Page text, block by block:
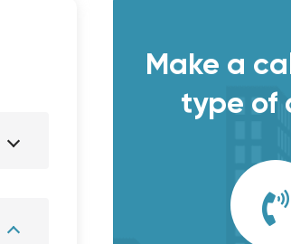
Make a
type of